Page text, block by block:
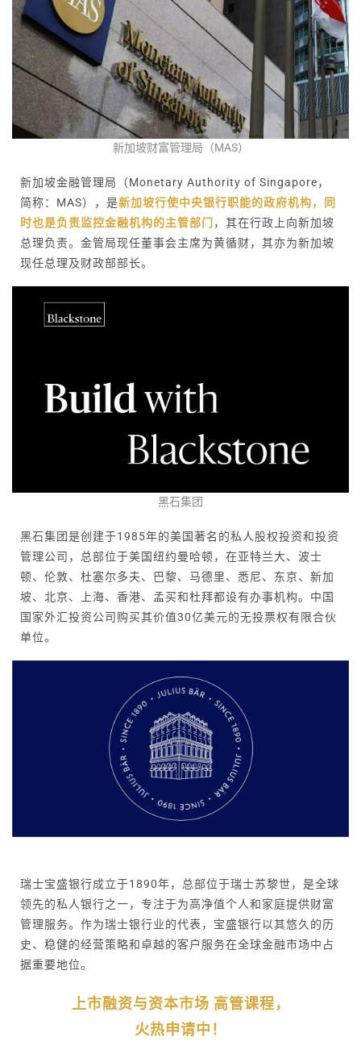
新加坡财富管理局（MAS）
新加坡金融管理局（Monetary Authority of Singapore，
简称：MAS），是新加坡行使中央银行职能的政府机构，同
时也是负责监控金融机构的主管部门 ，其在行政上向新加坡
总理负责。金管局现任董事会主席为黄循财，其亦为新加坡
现任总理及财政部部长。
黑石集团
黑石集团是创建于1985年的美国著名的私人股权投资和投资
管理公司，总部位于美国纽约曼哈顿，在亚特兰大、波士
顿、伦敦、杜塞尔多夫、巴黎、马德里、悉尼、东京、新加
坡、北京、上海、香港、孟买和杜拜都设有办事机构。中国
国家外汇投资公司购买其价值30亿美元的无投票权有限合伙
单位。
瑞士宝盛银行成立于1890年，总部位于瑞士苏黎世，是全球
领先的私人银行之一，专注于为高净值个人和家庭提供财富
管理服务。作为瑞士银行业的代表，宝盛银行以其悠久的历
史、稳健的经营策略和卓越的客户服务在全球金融市场中占
据重要地位。
上市融资与资本市场 高管课程，
火热申请中！